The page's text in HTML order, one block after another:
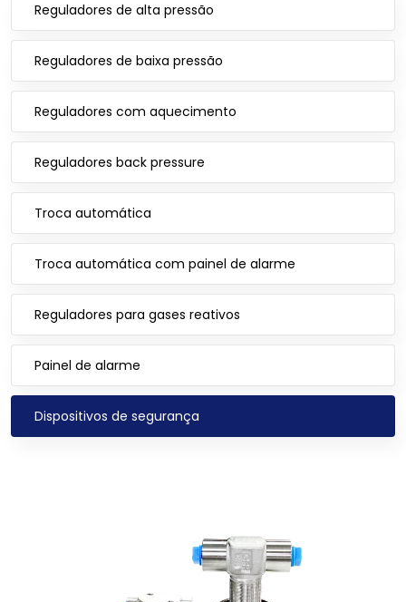
Reguladores de alta pressão
Reguladores de baixa pressão
Reguladores com aquecimento
Reguladores back pressure
Troca automática
Troca automática com painel de alarme
Reguladores para gases reativos
Painel de alarme
Dispositivos de segurança